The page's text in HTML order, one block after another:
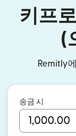
키프
(
Remitly
송금 시